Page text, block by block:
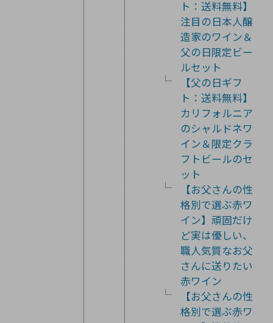
ト：送料無料】
注目の日本人醸
造家のワイン＆
父の日限定ビー
ルセット
【父の日ギフ
ト：送料無料】
カリフォルニア
のシャルドネワ
イン＆限定クラ
フトビールのセ
ット
【お父さんの性
格別で選ぶ赤ワ
イン】頑固だけ
ど実は優しい、
職人気質なお父
さんに送りたい
赤ワイン
【お父さんの性
格別で選ぶ赤ワ